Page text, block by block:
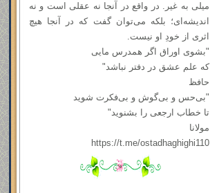
میلی به غیر. در واقع در آنجا نه عقلی است و نه
اندیشه‌ای؛ بلکه می‌توان گفت که در آنجا هیچ
اثری از خودِ او نیست.
"بشوی اوراق اگر همدرس مایی
که علم عشق در دفتر نباشد"
حافظ
"بی‌حس و بی‌گوش و بی‌فکرت شوید
تا خطاب ارجعی را بشنوید"
مولانا
https://t.me/ostadhaghighi110